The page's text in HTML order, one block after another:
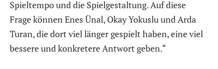
Spieltempo und die Spielgestaltung. Auf diese
Frage können Enes Ünal, Okay Yokuslu und Arda
Turan, die dort viel länger gespielt haben, eine viel
bessere und konkretere Antwort geben.“